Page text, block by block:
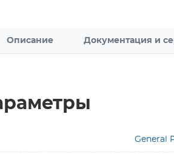
Описание Документация и
General